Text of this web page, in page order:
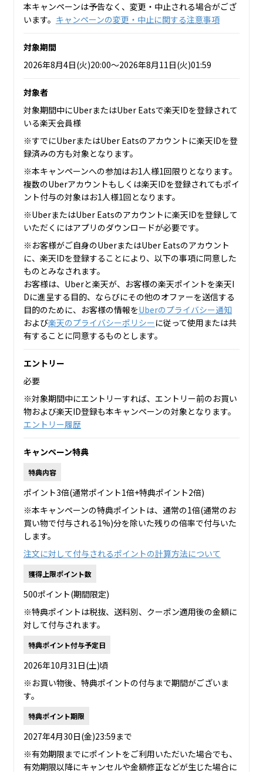
本キャンペーンは予告なく、変更・中止される場合がござ
います。 キャンペーンの変更・中止に関する注意事項
対象期間
2026年8月4日(火)20:00～2026年8月11日(火)01:59
対象者
対象期間中にUberまたはUber Eatsで楽天IDを登録されて
いる楽天会員様
※すでにUberまたはUber Eatsのアカウントに楽天IDを登
録済みの方も対象となります。
※本キャンペーンへの参加はお1人様1回限りとなります。
複数のUberアカウントもしくは楽天IDを登録されてもポイ
ント付与の対象はお1人様1回となります。
※UberまたはUber Eatsのアカウントに楽天IDを登録して
いただくにはアプリのダウンロードが必要です。
※お客様がご自身のUberまたはUber Eatsのアカウント
に、楽天IDを登録することにより、以下の事項に同意した
ものとみなされます。
お客様は、Uberと楽天が、お客様の楽天ポイントを楽天I
Dに進呈する目的、ならびにその他のオファーを送信する
目的のために、お客様の情報をUberのプライバシー通知
および楽天のプライバシーポリシーに従って使用または共
有することに同意するものとします。
エントリー
必要
※対象期間中にエントリーすれば、エントリー前のお買い
物および楽天ID登録も本キャンペーンの対象となります。
エントリー履歴
キャンペーン特典
特典内容
ポイント3倍(通常ポイント1倍+特典ポイント2倍)
※本キャンペーンの特典ポイントは、通常の1倍(通常のお
買い物で付与される1%)分を除いた残りの倍率で付与いた
します。
注文に対して付与されるポイントの計算方法について
獲得上限ポイント数
500ポイント(期間限定)
※特典ポイントは税抜、送料別、クーポン適用後の金額に
対して付与されます。
特典ポイント付与予定日
2026年10月31日(土)頃
※お買い物後、特典ポイントの付与まで期間がございま
す。
特典ポイント期限
2027年4月30日(金)23:59まで
※有効期限までにポイントをご利用いただいた場合でも、
有効期限以降にキャンセルや金額修正などが生じた場合に